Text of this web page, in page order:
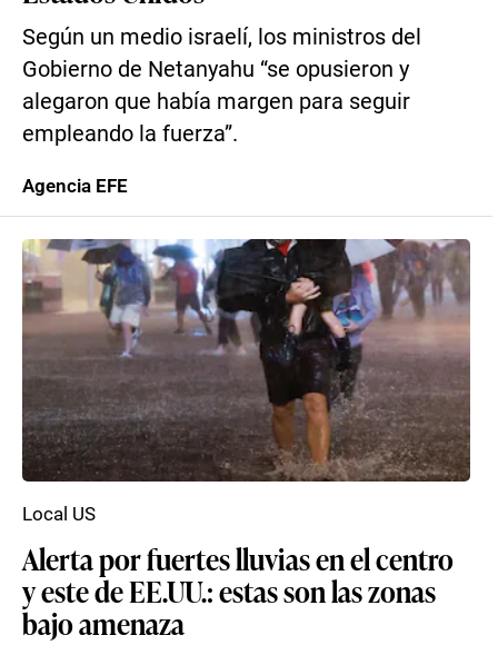
Según un medio israelí, los ministros del
Gobierno de Netanyahu “se opusieron y
alegaron que había margen para seguir
empleando la fuerza”.
Agencia EFE
Alerta por fuertes lluvias en el centro
y este de EE.UU.: estas son las zonas
bajo amenaza
Local US